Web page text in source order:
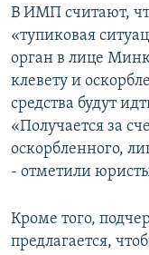
В ИМП считают,
«тупиковая
орган в лице
клевету и
средства будут
«Получается за
оскорбленного,
- отметили
Кроме того,
предлагается,